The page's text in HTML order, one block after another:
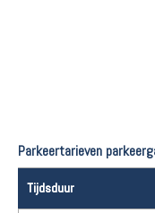
Parkeertarieven
Tijdsduur